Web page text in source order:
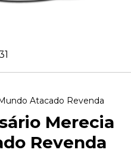
Atacado Revenda
Merecia
Revenda